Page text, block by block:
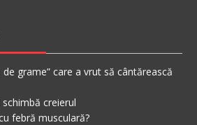
grame” care a vrut să cântărească
creierul
febră musculară?